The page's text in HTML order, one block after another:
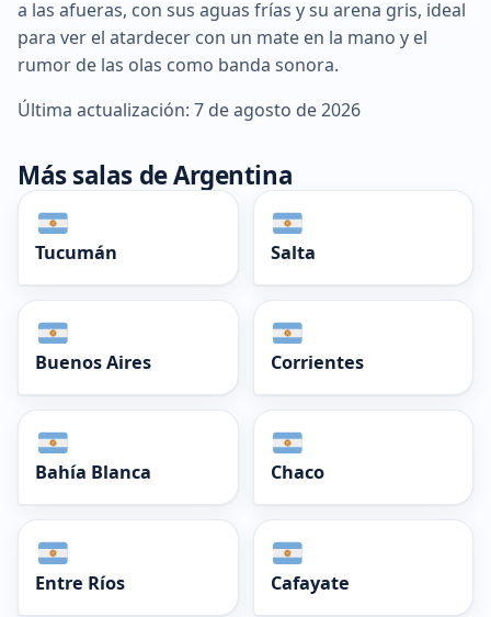
a las afueras, con sus aguas frías y su arena gris, ideal
para ver el atardecer con un mate en la mano y el
rumor de las olas como banda sonora.
Última actualización: 7 de agosto de 2026
Más salas de Argentina
Tucumán Salta
Buenos Aires Corrientes
Bahía Blanca Chaco
Entre Ríos Cafayate